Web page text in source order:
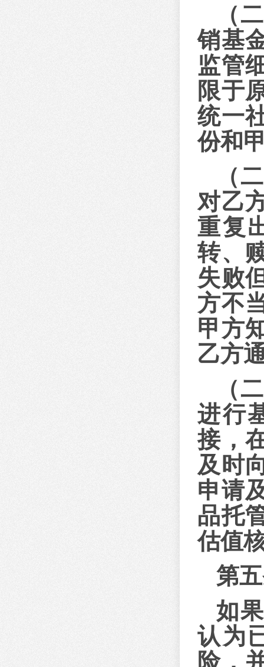
（
销基
监管
限于
统一
份和
（
对乙
重复
转、
失败
方不
甲方
乙方
（
进行
接，
及时
申请
品托
估值
第
如
认为
险，